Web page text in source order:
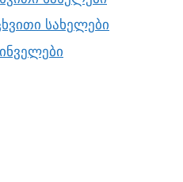
სახელები